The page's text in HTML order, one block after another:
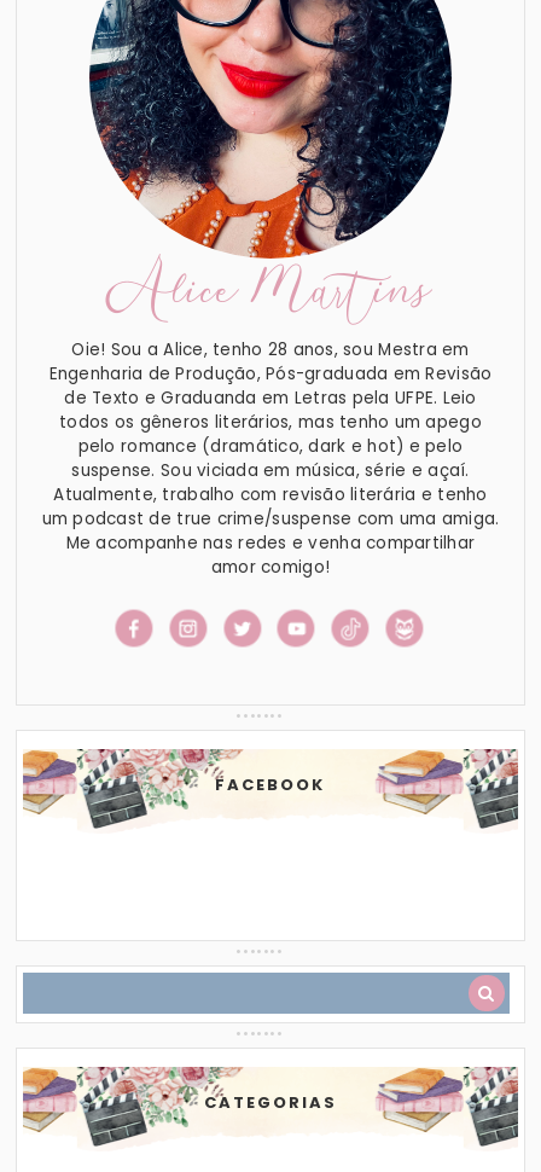
Alice Martins
Oie! Sou a Alice, tenho 28 anos, sou Mestra em
Engenharia de Produção, Pós-graduada em Revisão
de Texto e Graduanda em Letras pela UFPE. Leio
todos os gêneros literários, mas tenho um apego
pelo romance (dramático, dark e hot) e pelo
suspense. Sou viciada em música, série e açaí.
Atualmente, trabalho com revisão literária e tenho
um podcast de true crime/suspense com uma amiga.
Me acompanhe nas redes e venha compartilhar
amor comigo!
FACEBOOK
CATEGORIAS